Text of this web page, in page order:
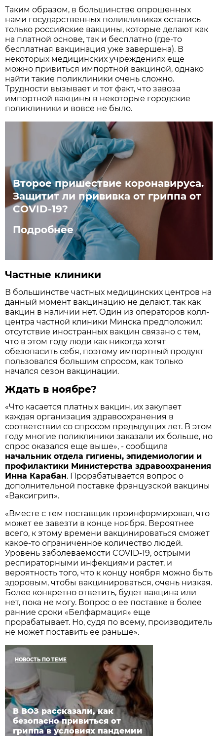
Таким образом, в большинстве опрошенных
нами государственных поликлиниках остались
только российские вакцины, которые делают как
на платной основе, так и бесплатно (где-то
бесплатная вакцинация уже завершена). В
некоторых медицинских учреждениях еще
можно привиться импортной вакциной, однако
найти такие поликлиники очень сложно.
Трудности вызывает и тот факт, что завоза
импортной вакцины в некоторые городские
поликлиники и вовсе не было.
Второе пришествие коронавируса.
Защитит ли прививка от гриппа от
COVID-19?
Подробнее
Частные клиники
В большинстве частных медицинских центров на
данный момент вакцинацию не делают, так как
вакцин в наличии нет. Один из операторов колл-
центра частной клиники Минска предположил:
отсутствие иностранных вакцин связано с тем,
что в этом году люди как никогда хотят
обезопасить себя, поэтому импортный продукт
пользовался большим спросом, как только
начался сезон вакцинации.
Ждать в ноябре?
«Что касается платных вакцин, их закупает
каждая организация здравоохранения в
соответствии со спросом предыдущих лет. В этом
году многие поликлиники заказали их больше, но
спрос оказался еще выше», - сообщила
начальник отдела гигиены, эпидемиологии и
профилактики Министерства здравоохранения
Инна Карабан. Прорабатывается вопрос о
дополнительной поставке французской вакцины
«Ваксигрип».
«Вместе с тем поставщик проинформировал, что
может ее завезти в конце ноября. Вероятнее
всего, к этому времени вакцинироваться сможет
какое-то ограниченное количество людей.
Уровень заболеваемости COVID-19, острыми
респираторными инфекциями растет, и
вероятность того, что к концу ноября можно быть
здоровым, чтобы вакцинироваться, очень низкая.
Более конкретно ответить, будет вакцина или
нет, пока не могу. Вопрос о ее поставке в более
ранние сроки «Белфармация» еще
прорабатывает. Но, судя по всему, производитель
не может поставить ее раньше».
НОВОСТЬ ПО ТЕМЕ
В ВОЗ рассказали, как
безопасно привиться от
гриппа в условиях пандемии